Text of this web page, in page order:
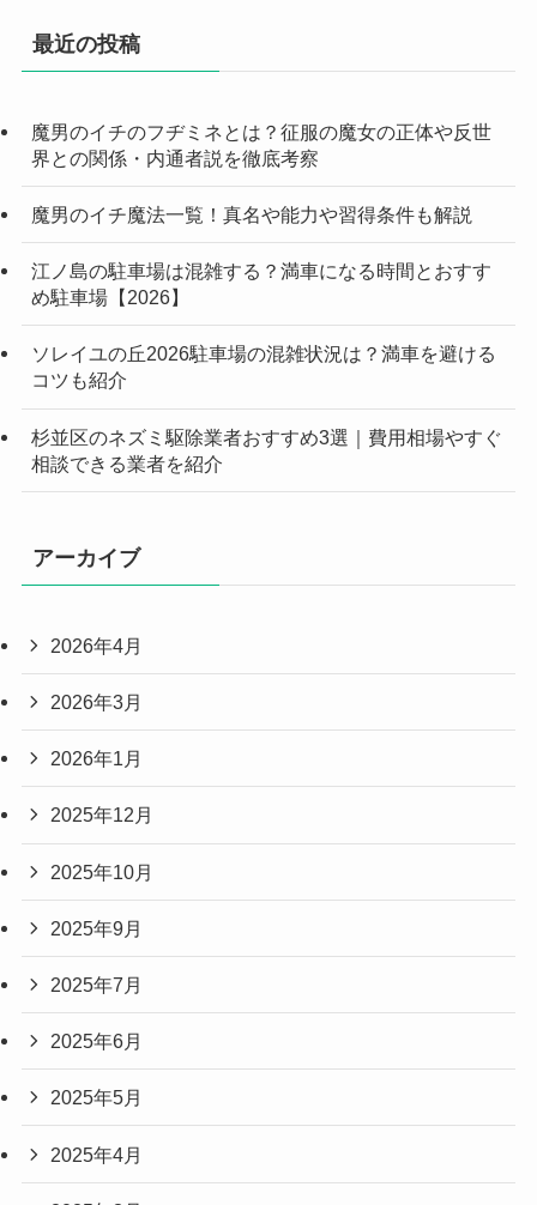
最近の投稿
魔男のイチのフヂミネとは？征服の魔女の正体や反世
界との関係・内通者説を徹底考察
魔男のイチ魔法一覧！真名や能力や習得条件も解説
江ノ島の駐車場は混雑する？満車になる時間とおすす
め駐車場【2026】
ソレイユの丘2026駐車場の混雑状況は？満車を避ける
コツも紹介
杉並区のネズミ駆除業者おすすめ3選｜費用相場やすぐ
相談できる業者を紹介
アーカイブ
2026年4月
2026年3月
2026年1月
2025年12月
2025年10月
2025年9月
2025年7月
2025年6月
2025年5月
2025年4月